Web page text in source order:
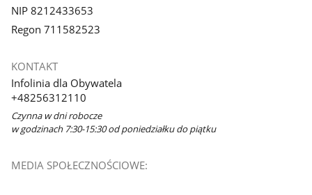
NIP 8212433653
Regon 711582523
KONTAKT
Infolinia dla Obywatela
+48256312110
Czynna w dni robocze
w godzinach 7:30-15:30 od poniedziałku do piątku
MEDIA SPOŁECZNOŚCIOWE: